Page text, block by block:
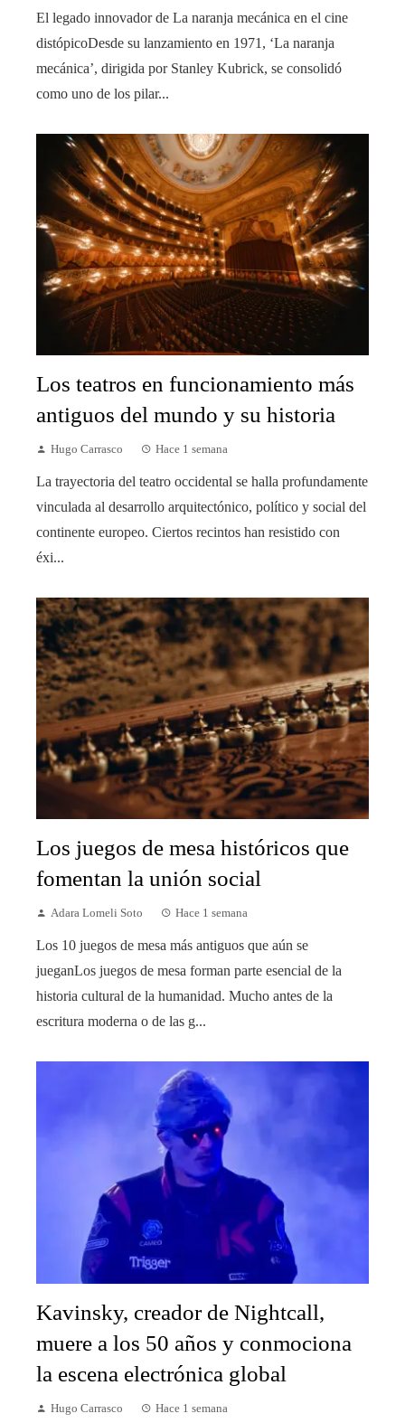
El legado innovador de La naranja mecánica en el cine
distópicoDesde su lanzamiento en 1971, ‘La naranja
mecánica’, dirigida por Stanley Kubrick, se consolidó
como uno de los pilar...
Los teatros en funcionamiento más
antiguos del mundo y su historia
Hugo Carrasco Hace 1 semana
La trayectoria del teatro occidental se halla profundamente
vinculada al desarrollo arquitectónico, político y social del
continente europeo. Ciertos recintos han resistido con
éxi...
Los juegos de mesa históricos que
fomentan la unión social
Adara Lomeli Soto Hace 1 semana
Los 10 juegos de mesa más antiguos que aún se
jueganLos juegos de mesa forman parte esencial de la
historia cultural de la humanidad. Mucho antes de la
escritura moderna o de las g...
Kavinsky, creador de Nightcall,
muere a los 50 años y conmociona
la escena electrónica global
Hugo Carrasco Hace 1 semana